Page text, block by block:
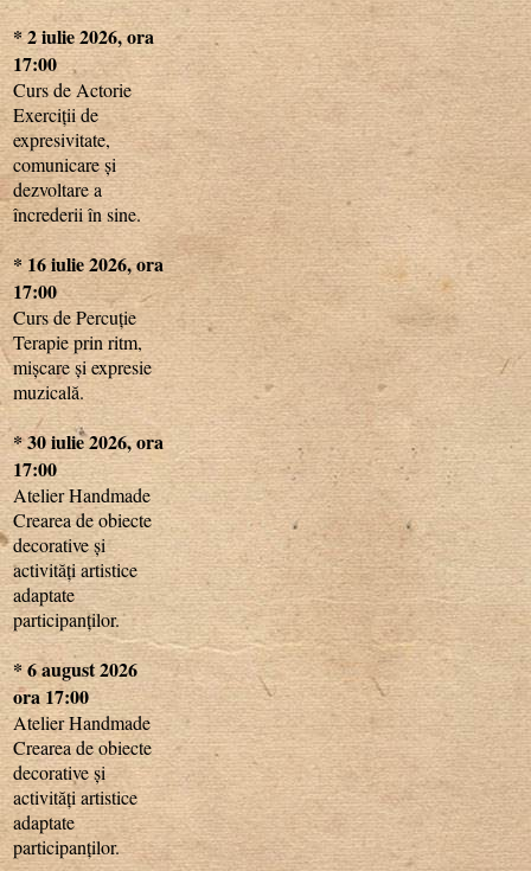
* 2 iulie 2026, ora
17:00
Curs de Actorie
Exerciții de
expresivitate,
comunicare și
dezvoltare a
încrederii în sine.
* 16 iulie 2026, ora
17:00
Curs de Percuție
Terapie prin ritm,
mișcare și expresie
muzicală.
* 30 iulie 2026, ora
17:00
Atelier Handmade
Crearea de obiecte
decorative și
activități artistice
adaptate
participanților.
* 6 august 2026
ora 17:00
Atelier Handmade
Crearea de obiecte
decorative și
activități artistice
adaptate
participanților.